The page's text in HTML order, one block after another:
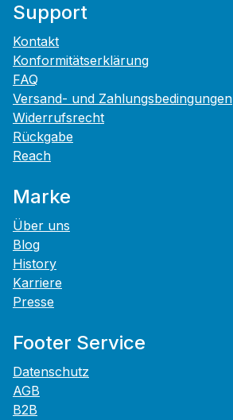
Support
Kontakt
Konformitätserklärung
FAQ
Versand- und Zahlungsbedingungen
Widerrufsrecht
Rückgabe
Reach
Marke
Über uns
Blog
History
Karriere
Presse
Footer Service
Datenschutz
AGB
B2B